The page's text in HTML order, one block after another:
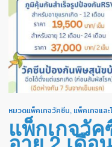
หมวดแพ็คเกจวัคซีน, แพ็คเกจแล
แพ็กเกจวัค